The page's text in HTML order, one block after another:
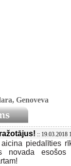
Genoveva
:: 19.03.2018
piedalīties
novada esošos